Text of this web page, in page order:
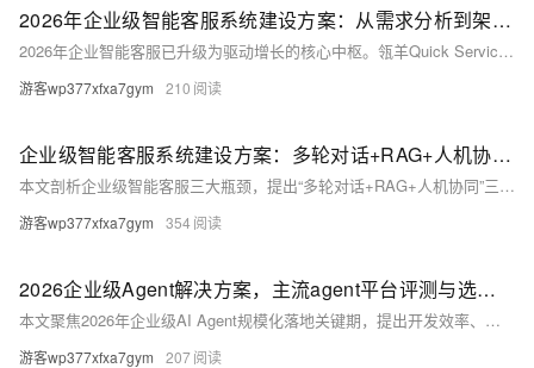
2026年企业级智能客服系统建设方案：从需求分析到架构落地的三步策略
2026年企业智能客服已升级为驱动增长的核心中枢。瓴羊Quick Service基于阿里20年服务经验，首创“探需-建模-夯基”三步法：需求深潜分层、意图-数据-动作闭环、可演进中台，支持全渠道一致体验与持续运营，AI准确率达93%，助企业6–8周落地，实现服务向增长引擎转型。（239字）
游客wp377xfxa7gym 210
企业级智能客服系统建设方案：多轮对话+RAG+人机协同深度解析
本文剖析企业级智能客服三大瓶颈，提出“多轮对话+RAG+人机协同”三位一体建设方案，详解瓴羊Quick Service如何实现有状态对话、企业级知识管线与共生式协同，打造可观测、可干预、可迭代的智能客服系统。（239字）
游客wp377xfxa7gym 354
2026企业级Agent解决方案，主流agent平台评测与选型指南
本文聚焦2026年企业级AI Agent规模化落地关键期，提出开发效率、安全合规、生态集成三大选型标尺，深度剖析主流架构。阿里云瓴羊Agent凭借NL2Data混合技术、全链路智能能力及深厚企业底座，成为数据密集型行业首选，助力企业实现“懂业务、守底线、通全局”的智能升级。（239字）
游客wp377xfxa7gym 207